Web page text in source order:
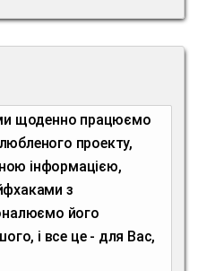
проекту,
інформацією,
з
його
і все це - для Вас,